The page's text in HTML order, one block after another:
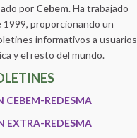
por Cebem. Ha trabajado
proporcionando un
informativos a usuarios
y el resto del mundo.
CEBEM-REDESMA
EXTRA-REDESMA